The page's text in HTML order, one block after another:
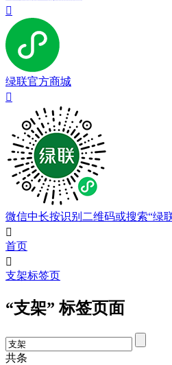

绿联官方商城

微信中长按识别二维码或搜索“绿

首页

支架标签页
“支架” 标签页面
共条